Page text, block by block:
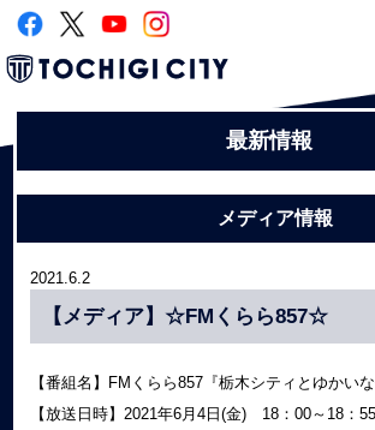
最新情報
メディア情報
2021.6.2
【メディア】☆FMくらら857☆
【番組名】FMくらら857『栃木シティとゆかいな
【放送日時】2021年6月4日(金) 18：00～18：55